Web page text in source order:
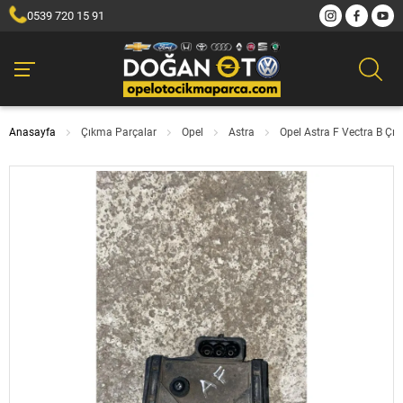
0539 720 15 91
Anasayfa Çıkma Parçalar Opel Astra Opel Astra F Vectra B